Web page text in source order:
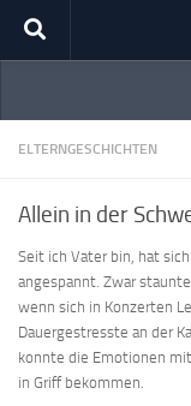
Zum Inhalt springen
ELTERNGESCHICHTEN
Allein in der
Seit ich Vater bin, hat
angespannt. Zwar
wenn sich in Konzerten
Dauergestresste an der
konnte die Emotionen
in Griff bekommen.